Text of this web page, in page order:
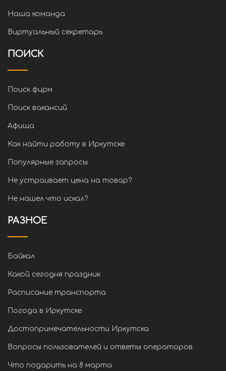
Наша команда
Виртуальный секретарь
ПОИСК
Поиск фирм
Поиск вакансий
Афиша
Как найти работу в Иркутске
Популярные запросы
Не устраивает цена на товар?
Не нашел что искал?
РАЗНОЕ
Байкал
Какой сегодня праздник
Расписание транспорта
Погода в Иркутске
Достопримечательности Иркутска
Вопросы пользователей и ответы операторов
Что подарить на 8 марта